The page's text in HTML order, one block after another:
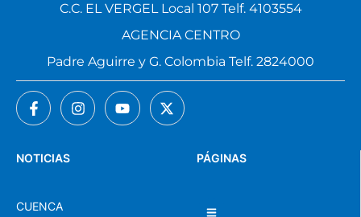
PÁGINAS
NOTICIAS
CUENCA
C.C. EL VERGEL Local 107 Telf. 4103554
AGENCIA CENTRO
Padre Aguirre y G. Colombia Telf. 2824000